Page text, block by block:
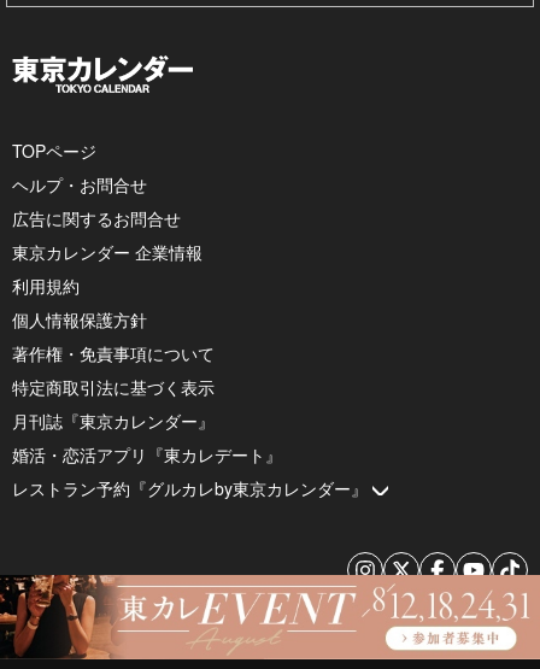
TOPページ
ヘルプ・お問合せ
広告に関するお問合せ
東京カレンダー 企業情報
利用規約
個人情報保護方針
著作権・免責事項について
特定商取引法に基づく表示
月刊誌『東京カレンダー』
婚活・恋活アプリ『東カレデート』
レストラン予約『グルカレby東京カレンダー』
© 2026 by Tokyo Calendar, Inc.